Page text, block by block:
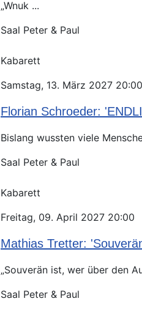
„Wnuk ...
Saal Peter & Paul
Kabarett
Samstag, 13. März 2027 20:00
Florian Schroeder:
Bislang wussten viele
Saal Peter & Paul
Kabarett
Freitag, 09. April 2027 20:00
Mathias Tretter:
„Souverän ist, wer über den
Saal Peter & Paul